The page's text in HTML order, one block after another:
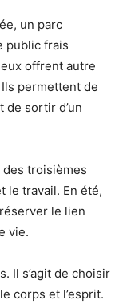
un parc
public frais
offrent autre
permettent de
de sortir d’un
des troisièmes
le travail. En été,
le lien
vie.
Il s’agit de choisir
corps et l’esprit.